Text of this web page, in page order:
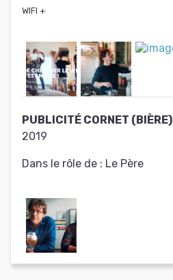
WIFI +
PUBLICITÉ CORNET (BIÈRE)
2019
Dans le rôle de : Le Père